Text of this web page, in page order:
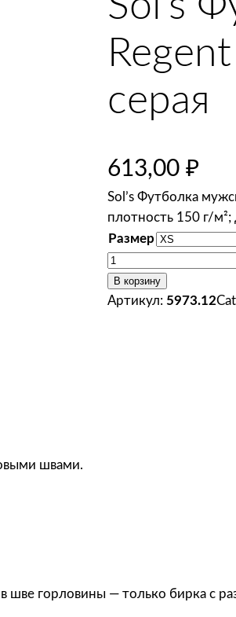
серая
613,00 ₽
Sol’s Футболка
плотность 150 г/
Размер
К
о
л
В корзину
Артикул: 5973.12
швами.
горловины — только бирка с